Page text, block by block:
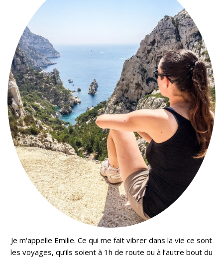
Je m'appelle Emilie. Ce qui me fait vibrer dans la vie ce sont
les voyages, qu’ils soient à 1h de route ou à l’autre bout du